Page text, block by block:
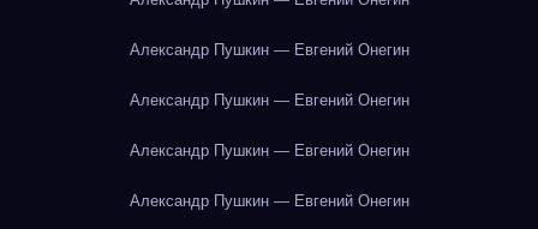
Александр Пушкин — Евгений Онегин
Александр Пушкин — Евгений Онегин
Александр Пушкин — Евгений Онегин
Александр Пушкин — Евгений Онегин